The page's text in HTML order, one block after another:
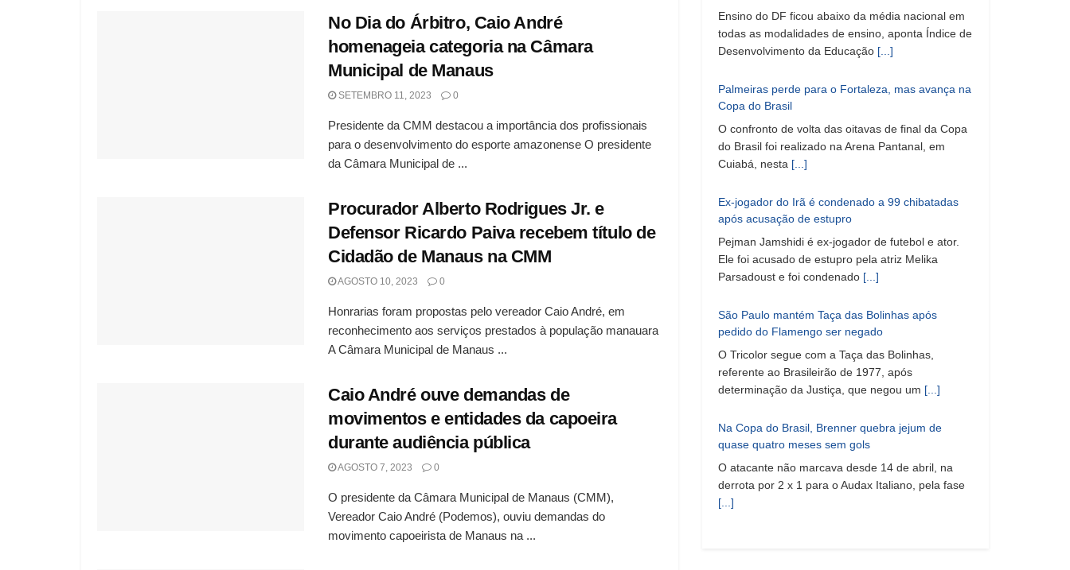
No Dia do Árbitro, Caio André
homenageia categoria na Câmara
Municipal de Manaus
SETEMBRO 11, 2023 0
Presidente da CMM destacou a importância dos profissionais
para o desenvolvimento do esporte amazonense O presidente
da Câmara Municipal de ...
Procurador Alberto Rodrigues Jr. e
Defensor Ricardo Paiva recebem título de
Cidadão de Manaus na CMM
AGOSTO 10, 2023 0
Honrarias foram propostas pelo vereador Caio André, em
reconhecimento aos serviços prestados à população manauara
A Câmara Municipal de Manaus ...
Caio André ouve demandas de
movimentos e entidades da capoeira
durante audiência pública
AGOSTO 7, 2023 0
O presidente da Câmara Municipal de Manaus (CMM),
Vereador Caio André (Podemos), ouviu demandas do
movimento capoeirista de Manaus na ...
Ensino do DF ficou abaixo da média nacional em
todas as modalidades de ensino, aponta Índice de
Desenvolvimento da Educação [...]
Palmeiras perde para o Fortaleza, mas avança na
Copa do Brasil
O confronto de volta das oitavas de final da Copa
do Brasil foi realizado na Arena Pantanal, em
Cuiabá, nesta [...]
Ex-jogador do Irã é condenado a 99 chibatadas
após acusação de estupro
Pejman Jamshidi é ex-jogador de futebol e ator.
Ele foi acusado de estupro pela atriz Melika
Parsadoust e foi condenado [...]
São Paulo mantém Taça das Bolinhas após
pedido do Flamengo ser negado
O Tricolor segue com a Taça das Bolinhas,
referente ao Brasileirão de 1977, após
determinação da Justiça, que negou um [...]
Na Copa do Brasil, Brenner quebra jejum de
quase quatro meses sem gols
O atacante não marcava desde 14 de abril, na
derrota por 2 x 1 para o Audax Italiano, pela fase
[...]